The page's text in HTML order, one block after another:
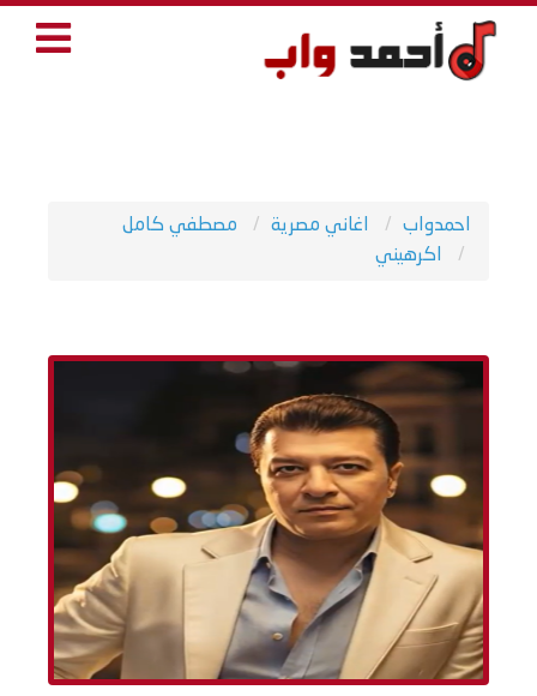
احمدواب اغاني مصرية
مصطفي كامل
اكرهيني